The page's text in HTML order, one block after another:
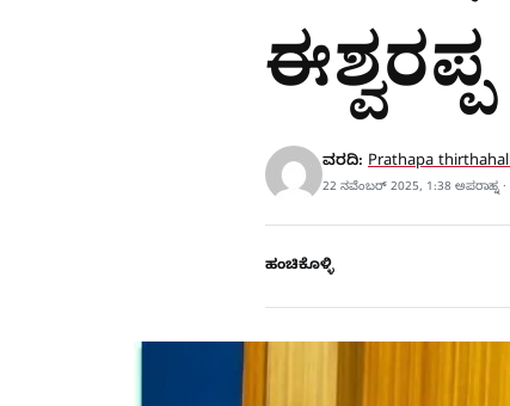
ಈಶ್ವರಪ್ಪ
ವರದಿ: Prathapa
22 ನವೆಂಬರ್ 2025, 1:38 ಅಪರಾಹ್ನ
ಹಂಚಿಕೊಳ್ಳಿ